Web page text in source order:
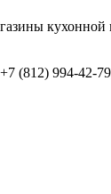
кухонной
(812) 994-42-